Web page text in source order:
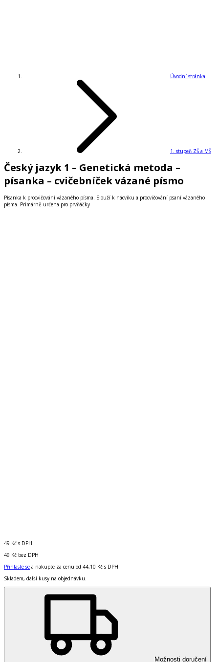
Úvodní stránka
1. stupeň ZŠ a MŠ
Český jazyk 1 – Genetická metoda –
písanka – cvičebníček vázané písmo
Písanka k procvičování vázaného písma. Slouží k nácviku a procvičování psaní vázaného
písma. Primárně určena pro prvňáčky
49 Kč s DPH
49 Kč bez DPH
Přihlaste se a nakupte za cenu od 44,10 Kč s DPH
Skladem, další kusy na objednávku.
Možnosti doručení